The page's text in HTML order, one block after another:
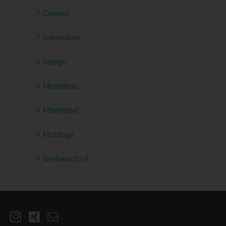
Corona
Dekoration
Design
Messebau
Mietmöbel
Montage
Werbetechnik